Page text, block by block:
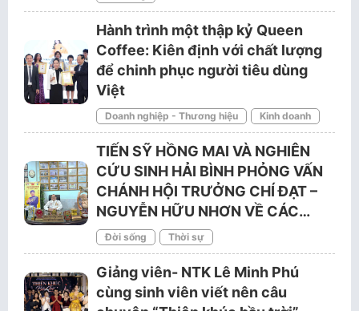
Hành trình một thập kỷ Queen
Coffee: Kiên định với chất lượng
để chinh phục người tiêu dùng
Việt
Doanh nghiệp - Thương hiệu Kinh doanh
TIẾN SỸ HỒNG MAI VÀ NGHIÊN
CỨU SINH HẢI BÌNH PHỎNG VẤN
CHÁNH HỘI TRƯỞNG CHÍ ĐẠT –
NGUYỄN HỮU NHƠN VỀ CÁC…
Đời sống Thời sự
Giảng viên- NTK Lê Minh Phú
cùng sinh viên viết nên câu